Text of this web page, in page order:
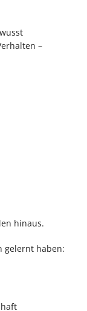
–
hinaus.
gelernt haben: